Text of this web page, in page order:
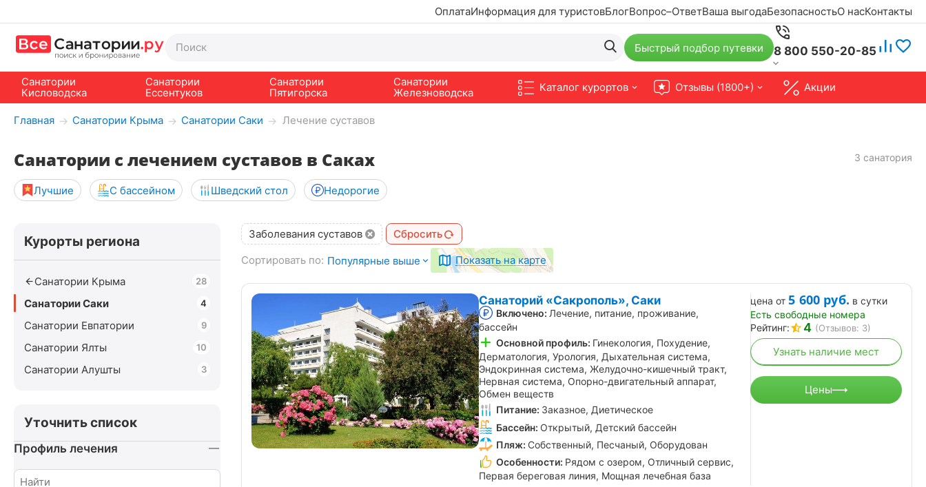
ОплатаИнформация для туристовБлогВопрос–ОтветВаша выгодаБезопасностьО насКонтакты
Быстрый подбор путевки 8 800 550-20-85
Санатории
Кисловодска
Санатории
Ессентуков
Санатории
Пятигорска
Санатории
Железноводска
Каталог курортов Отзывы (1800+) Акции
Главная → Санатории Крыма → Санатории Саки → Лечение суставов
Санатории с лечением суставов в Саках 3 санатория
Лучшие С бассейном Шведский стол Недорогие
Заболевания суставов
Сбросить
Сортировать по: Популярные выше Показать на карте
Санаторий «Сакрополь», Саки
Включено: Лечение, питание, проживание,
бассейн
Основной профиль: Гинекология, Похудение,
Дерматология, Урология, Дыхательная система,
Эндокринная система, Желудочно-кишечный тракт,
Нервная система, Опорно-двигательный аппарат,
Обмен веществ
Питание: Заказное, Диетическое
Бассейн: Открытый, Детский бассейн
Пляж: Собственный, Песчаный, Оборудован
Особенности: Рядом с озером, Отличный сервис,
Первая береговая линия, Мощная лечебная база
цена от 5 600 руб. в сутки
Есть свободные номера
Рейтинг:
4 (Отзывов: 3)
Узнать наличие мест
Цены
Курорты региона
Санатории Крыма 28
Санатории Саки 4
Санатории Евпатории 9
Санатории Ялты 10
Санатории Алушты 3
Уточнить список
Профиль лечения